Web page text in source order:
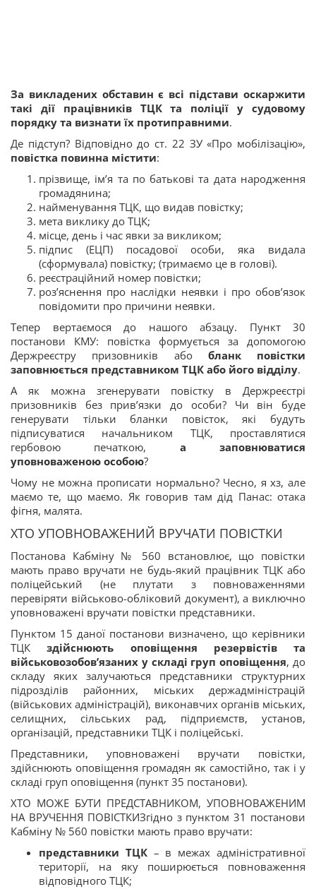
За викладених обставин є всі підстави оскаржити
такі дії працівників ТЦК та поліції у судовому
порядку та визнати їх протиправними.
Де підступ? Відповідно до ст. 22 ЗУ «Про мобілізацію»,
повістка повинна містити:
прізвище, ім’я та по батькові та дата народження
громадянина;
найменування ТЦК, що видав повістку;
мета виклику до ТЦК;
місце, день і час явки за викликом;
підпис (ЕЦП) посадової особи, яка видала
(сформувала) повістку; (тримаємо це в голові).
реєстраційний номер повістки;
роз’яснення про наслідки неявки і про обов’язок
повідомити про причини неявки.
Тепер вертаємося до нашого абзацу. Пункт 30
постанови КМУ: повістка формується за допомогою
Держреєстру призовників або бланк повістки
заповнюється представником ТЦК або його відділу.
А як можна згенерувати повістку в Держреєстрі
призовників без прив’язки до особи? Чи він буде
генерувати тільки бланки повісток, які будуть
підписуватися начальником ТЦК, проставлятися
гербовою печаткою, а заповнюватися
уповноваженою особою?
Чому не можна прописати нормально? Чесно, я хз, але
маємо те, що маємо. Як говорив там дід Панас: отака
фігня, малята.
ХТО УПОВНОВАЖЕНИЙ ВРУЧАТИ ПОВІСТКИ
Постанова Кабміну № 560 встановлює, що повістки
мають право вручати не будь-який працівник ТЦК або
поліцейський (не плутати з повноваженнями
перевіряти військово-обліковий документ), а виключно
уповноважені вручати повістки представники.
Пунктом 15 даної постанови визначено, що керівники
ТЦКздійснюють оповіщення резервістів та
військовозобов’язаних у складі груп оповіщення, до
складу яких залучаються представники структурних
підрозділів районних, міських держадміністрацій
(військових адміністрацій), виконавчих органів міських,
селищних, сільських рад, підприємств, установ,
організацій, представники ТЦК і поліцейські.
Представники, уповноважені вручати повістки,
здійснюють оповіщення громадян як самостійно, так і у
складі груп оповіщення (пункт 35 постанови).
ХТО МОЖЕ БУТИ ПРЕДСТАВНИКОМ, УПОВНОВАЖЕНИМ
НА ВРУЧЕННЯ ПОВІСТКИЗгідно з пунктом 31 постанови
Кабміну № 560 повістки мають право вручати:
представники ТЦК – в межах адміністративної
території, на яку поширюється повноваження
відповідного ТЦК;